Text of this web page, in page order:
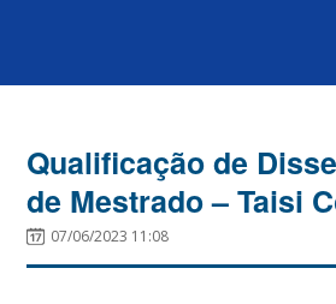
Qualificação de
de Mestrado – Taisi
07/06/2023 11:08